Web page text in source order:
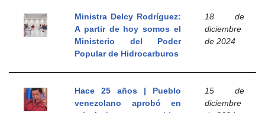
Ministra Delcy Rodríguez:
A partir de hoy somos el
Ministerio del Poder
Popular de Hidrocarburos
18 de
diciembre
de 2024
Hace 25 años | Pueblo
venezolano aprobó en
15 de
diciembre